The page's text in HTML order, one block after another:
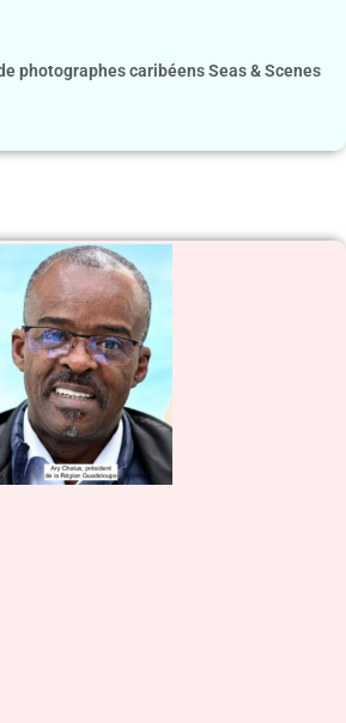
photographes caribéens Seas & Scenes